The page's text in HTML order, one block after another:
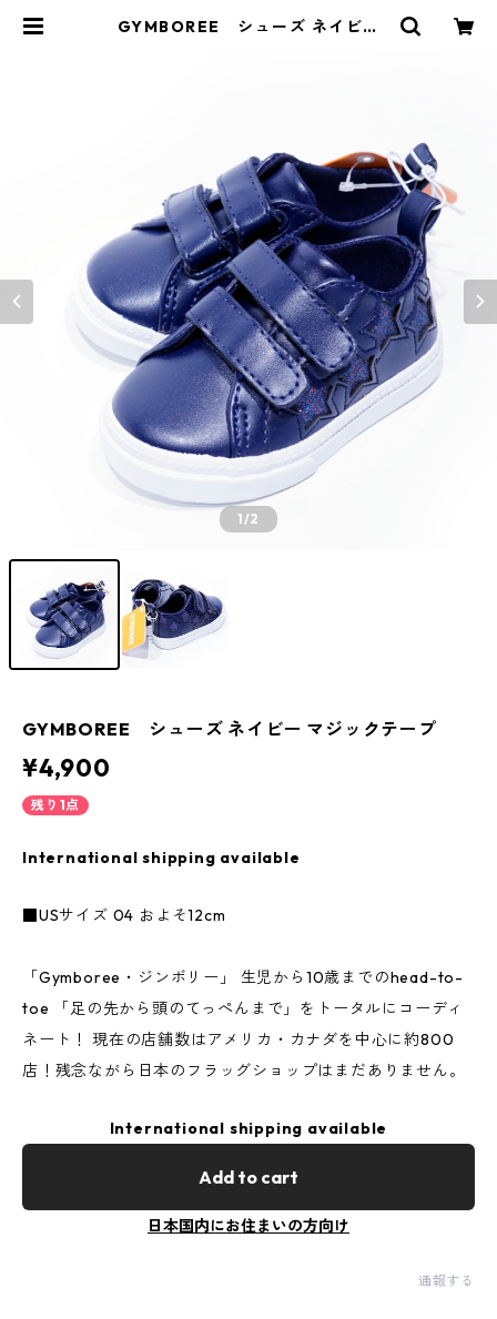
GYMBOREE シューズ ネイビー
1/2
GYMBOREE シューズ ネイビー マジックテープ
¥4,900
残り1点
International shipping available
■USサイズ 04 およそ12cm
「Gymboree・ジンボリー」 生児から10歳までのhead-to-
toe 「足の先から頭のてっぺんまで」をトータルにコーディ
ネート！ 現在の店舗数はアメリカ・カナダを中心に約800
店！残念ながら日本のフラッグショップはまだありません。
International shipping available
Add to cart
日本国内にお住まいの方向け
通報する